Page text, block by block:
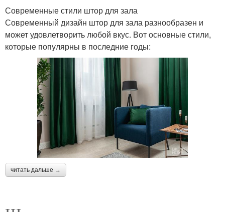
Современные стили штор для зала
Современный дизайн штор для зала разнообразен и
может удовлетворить любой вкус. Вот основные стили,
которые популярны в последние годы:
читать дальше →